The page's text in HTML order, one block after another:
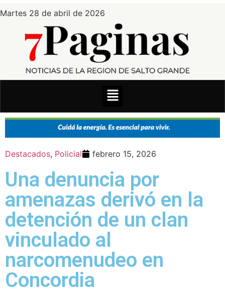
Martes 28 de abril de 2026
Destacados, Policial febrero 15, 2026
Una denuncia por
amenazas derivó en la
detención de un clan
vinculado al
narcomenudeo en
Concordia